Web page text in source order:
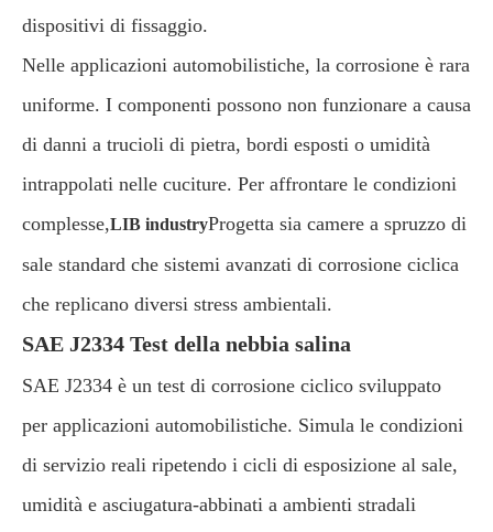
dispositivi di fissaggio.
Nelle applicazioni automobilistiche, la corrosione è rara
uniforme. I componenti possono non funzionare a causa
di danni a trucioli di pietra, bordi esposti o umidità
intrappolati nelle cuciture. Per affrontare le condizioni
complesse,LIB industryProgetta sia camere a spruzzo di
sale standard che sistemi avanzati di corrosione ciclica
che replicano diversi stress ambientali.
SAE J2334 Test della nebbia salina
SAE J2334 è un test di corrosione ciclico sviluppato
per applicazioni automobilistiche. Simula le condizioni
di servizio reali ripetendo i cicli di esposizione al sale,
umidità e asciugatura-abbinati a ambienti stradali